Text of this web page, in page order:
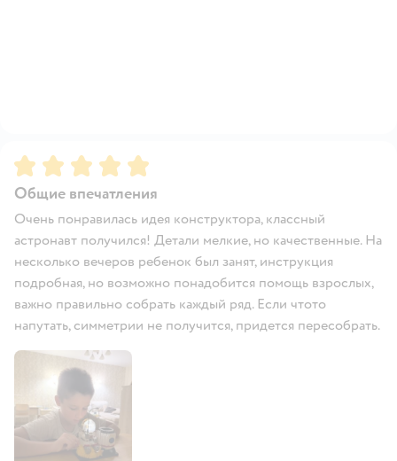
Рейтинг:5
Общие впечатления
Очень понравилась идея конструктора, классный
астронавт получился! Детали мелкие, но качественные. На
несколько вечеров ребенок был занят, инструкция
подробная, но возможно понадобится помощь взрослых,
важно правильно собрать каждый ряд. Если чтото
напутать, симметрии не получится, придется пересобрать.